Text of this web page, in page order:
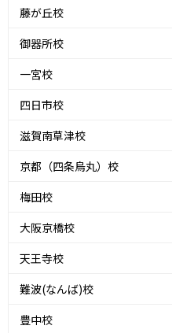
藤が丘校
御器所校
一宮校
四日市校
滋賀南草津校
京都（四条烏丸）校
梅田校
大阪京橋校
天王寺校
難波(なんば)校
豊中校